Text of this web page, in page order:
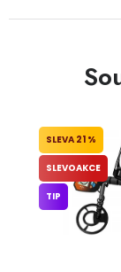
21 %
SLEVOAKCE
TIP